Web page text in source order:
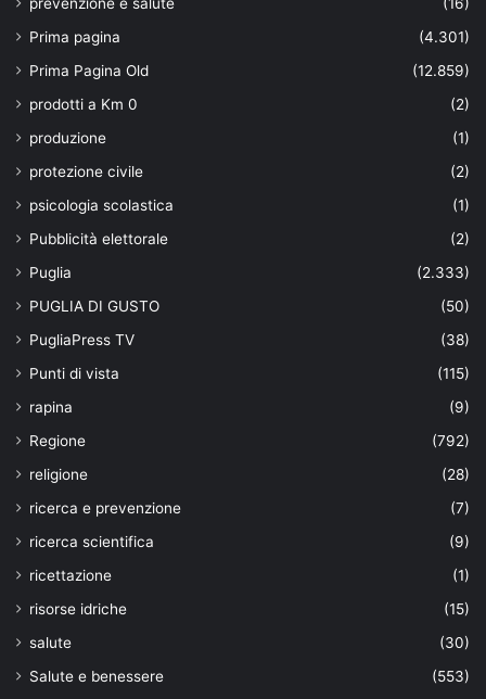
Prima pagina
(4.301)
Prima Pagina Old
(12.859)
prodotti a Km 0
(2)
produzione
(1)
protezione civile
(2)
psicologia scolastica
(1)
Pubblicità elettorale
(2)
Puglia
(2.333)
PUGLIA DI GUSTO
(50)
PugliaPress TV
(38)
Punti di vista
(115)
rapina
(9)
Regione
(792)
religione
(28)
ricerca e prevenzione
(7)
ricerca scientifica
(9)
ricettazione
(1)
risorse idriche
(15)
salute
(30)
Salute e benessere
(553)